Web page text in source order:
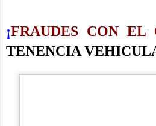
¡FRAUDES CON EL
TENENCIA